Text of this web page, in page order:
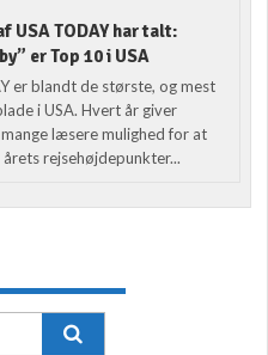
USA TODAY har talt:
er Top 10 i USA
er blandt de største, og mest
i USA. Hvert år giver
mange læsere mulighed for at
rejsehøjdepunkter...